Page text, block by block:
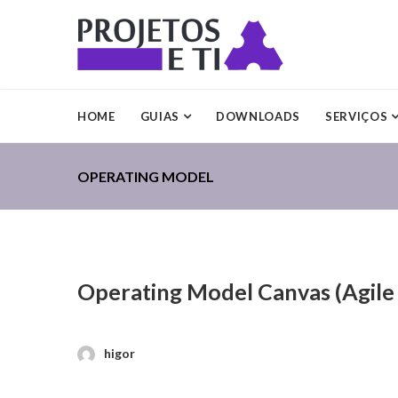
HOME GUIAS DOWNLOADS SERVIÇOS
OPERATING MODEL
Operating Model Canvas (Agile
higor